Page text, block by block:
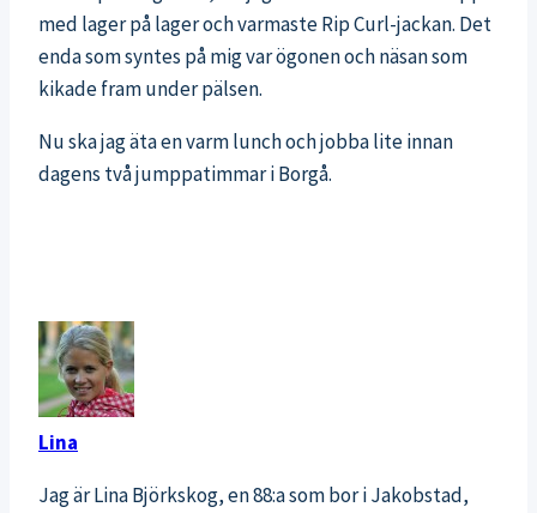
med lager på lager och varmaste Rip Curl-jackan. Det
enda som syntes på mig var ögonen och näsan som
kikade fram under pälsen.
Nu ska jag äta en varm lunch och jobba lite innan
dagens två jumppatimmar i Borgå.
Lina
Jag är Lina Björkskog, en 88:a som bor i Jakobstad,